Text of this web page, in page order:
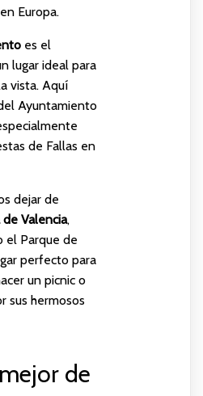
Europa.
es el
lugar ideal para
vista. Aquí
Ayuntamiento
de Fallas en
dejar de
Valencia,
el Parque de
perfecto para
un picnic o
sus hermosos
de